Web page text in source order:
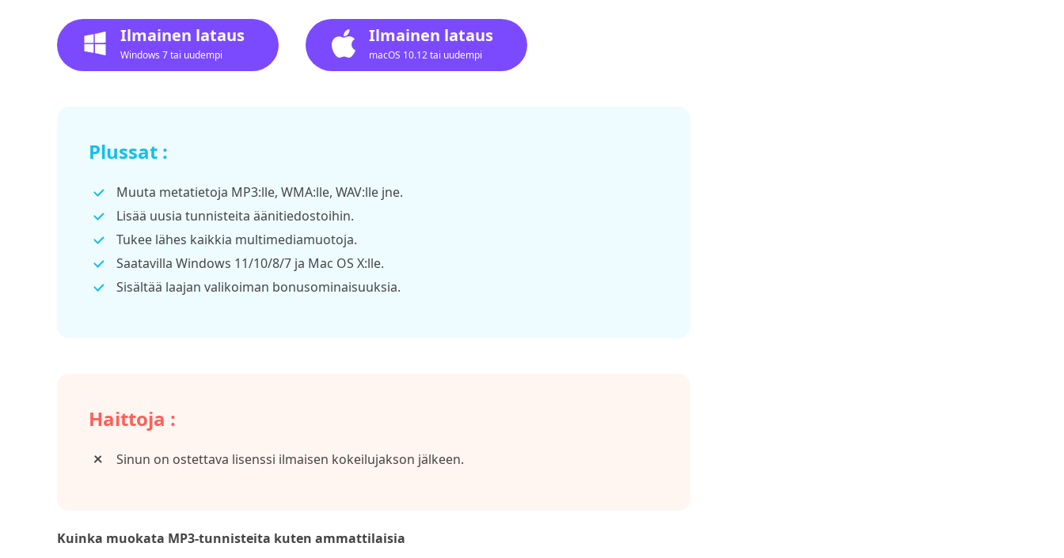
Ilmainen lataus
Windows 7 tai uudempi
Ilmainen lataus
macOS 10.12 tai uudempi
Plussat :
Muuta metatietoja MP3:lle, WMA:lle, WAV:lle jne.
Lisää uusia tunnisteita äänitiedostoihin.
Tukee lähes kaikkia multimediamuotoja.
Saatavilla Windows 11/10/8/7 ja Mac OS X:lle.
Sisältää laajan valikoiman bonusominaisuuksia.
Haittoja :
Sinun on ostettava lisenssi ilmaisen kokeilujakson jälkeen.
Kuinka muokata MP3-tunnisteita kuten ammattilaisia